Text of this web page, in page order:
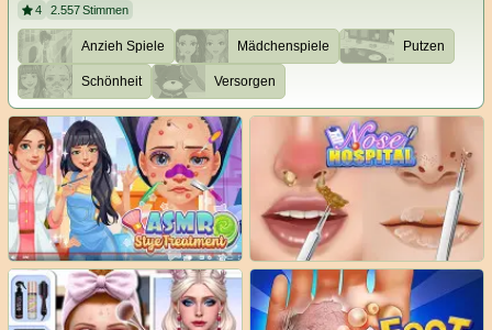
4 2.557Stimmen
Anzieh Spiele Mädchenspiele Putzen
Schönheit Versorgen